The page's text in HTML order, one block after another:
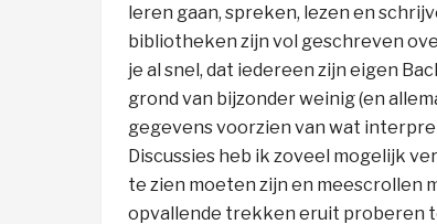
leren gaan, spreken, lezen en
bibliotheken zijn vol geschreven
je al snel, dat iedereen zijn eigen
grond van bijzonder weinig (en
gegevens voorzien van wat
Discussies heb ik zoveel mogelijk
te zien moeten zijn en meescrollen
opvallende trekken eruit proberen